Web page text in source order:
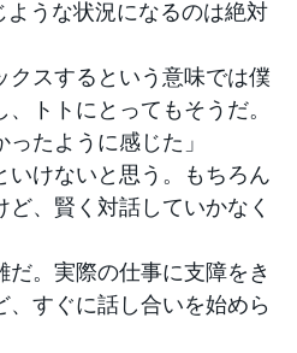
ような状況になるのは絶対
クスするという意味では僕
トトにとってもそうだ。
たように感じた」
いけないと思う。もちろん
、賢く対話していかなく
だ。実際の仕事に支障をき
すぐに話し合いを始めら